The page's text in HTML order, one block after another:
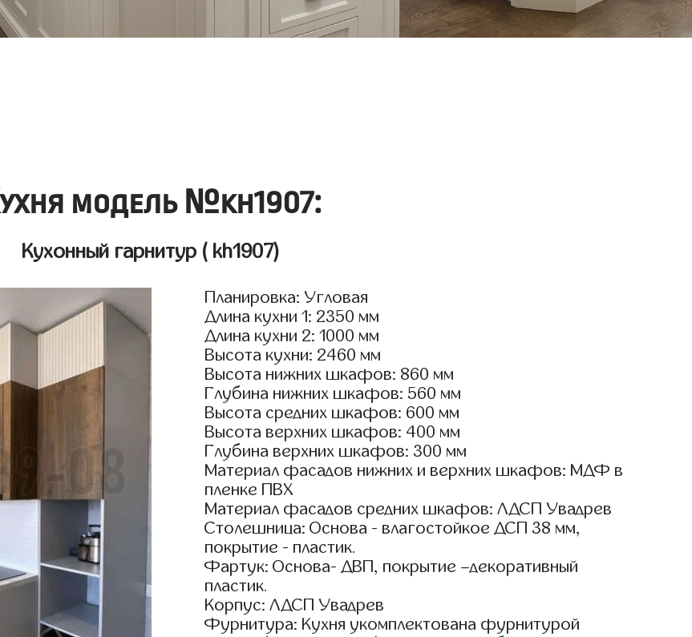
модель №kh1907:
Кухонный гарнитур ( kh1907)
Планировка: Угловая
Длина кухни 1: 2350 мм
Длина кухни 2: 1000 мм
Высота кухни: 2460 мм
Высота нижних шкафов: 860 мм
Глубина нижних шкафов: 560 мм
Высота средних шкафов: 600 мм
Высота верхних шкафов: 400 мм
Глубина верхних шкафов: 300 мм
Материал фасадов нижних и верхних шкафов: МДФ в
пленке ПВХ
Материал фасадов средних шкафов: ЛДСП Увадрев
Столешница: Основа - влагостойкое ДСП 38 мм,
покрытие - пластик.
Фартук: Основа- ДВП, покрытие –декоративный
пластик.
Корпус: ЛДСП Увадрев
Фурнитура: Кухня укомплектована фурнитурой